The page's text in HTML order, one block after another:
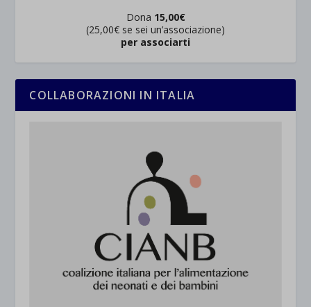
Dona 15,00€
(25,00€ se sei un’associazione)
per associarti
COLLABORAZIONI IN ITALIA